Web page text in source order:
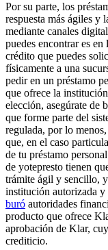
Por su parte, los
respuesta más ágiles y
mediante canales
puedes encontrar es
crédito que puedes
físicamente a una
pedir en un préstamo
que ofrece la
elección, asegúrate de
que forme parte del
regulada, por lo
que, en el caso
de tu préstamo
de yotepresto tienen
trámite ágil y sencillo,
institución autorizada
buró autoridades
producto que ofrece
aprobación de Klar,
crediticio.